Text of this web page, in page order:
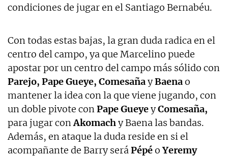
condiciones de jugar en el Santiago Bernabéu.
Con todas estas bajas, la gran duda radica en el
centro del campo, ya que Marcelino puede
apostar por un centro del campo más sólido con
Parejo, Pape Gueye, ComesañayBaenao
mantener la idea con la que viene jugando, con
un doble pivote conPape GueyeyComesaña,
para jugar conAkomachy Baena las bandas.
Además, en ataque la duda reside en si el
acompañante de Barry seráPépéoYeremy